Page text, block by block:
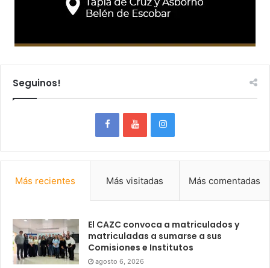
Seguinos!
Más recientes Más visitadas Más comentadas
El CAZC convoca a matriculados y
matriculadas a sumarse a sus
Comisiones e Institutos
agosto 6, 2026